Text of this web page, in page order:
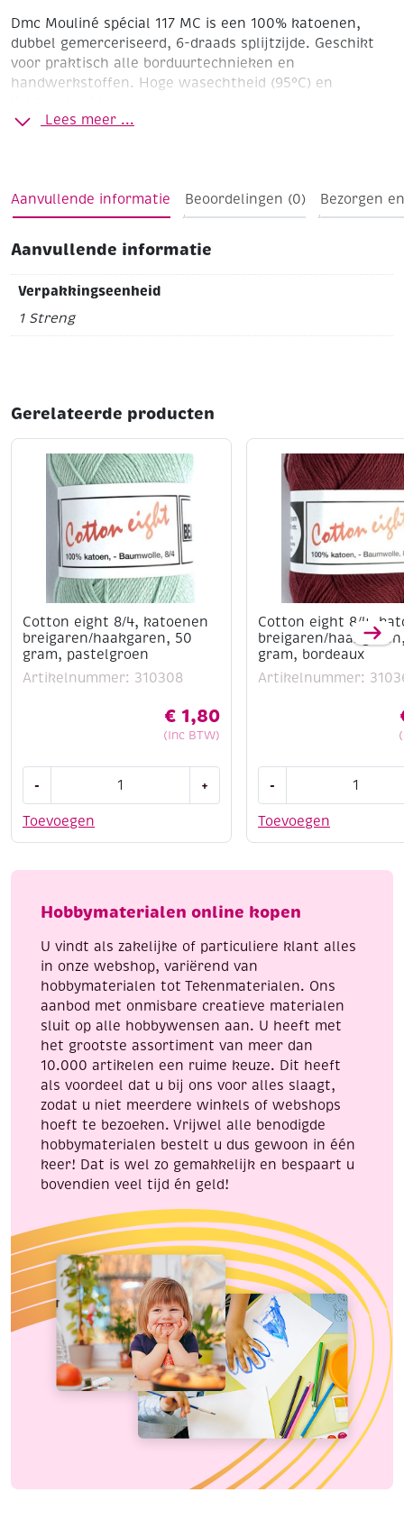
Dmc Mouliné spécial 117 MC is een 100% katoenen,
dubbel gemerceriseerd, 6-draads splijtzijde. Geschikt
voor praktisch alle borduurtechnieken en
handwerkstoffen. Hoge wasechtheid (95°C) en
Lees meer ...
Aanvullende informatie Beoordelingen (0) Bezorgen
Aanvullende informatie
Verpakkingseenheid
1 Streng
Gerelateerde producten
Cotton eight 8/4, katoenen
breigaren/haakgaren, 50
gram, pastelgroen
Artikelnummer: 310308
€ 1,80
(Inc BTW)
Toevoegen
-
8/4,
50
pastelgroen
+
Cotton eight 8/4,
breigaren/
gram, bordeaux
Artikelnummer:
Toevoegen
-
8/4,
50
bordeaux
Hobbymaterialen online kopen
U vindt als zakelijke of particuliere klant alles
in onze webshop, variërend van
hobbymaterialen tot Tekenmaterialen. Ons
aanbod met onmisbare creatieve materialen
sluit op alle hobbywensen aan. U heeft met
het grootste assortiment van meer dan
10.000 artikelen een ruime keuze. Dit heeft
als voordeel dat u bij ons voor alles slaagt,
zodat u niet meerdere winkels of webshops
hoeft te bezoeken. Vrijwel alle benodigde
hobbymaterialen bestelt u dus gewoon in één
keer! Dat is wel zo gemakkelijk en bespaart u
bovendien veel tijd én geld!